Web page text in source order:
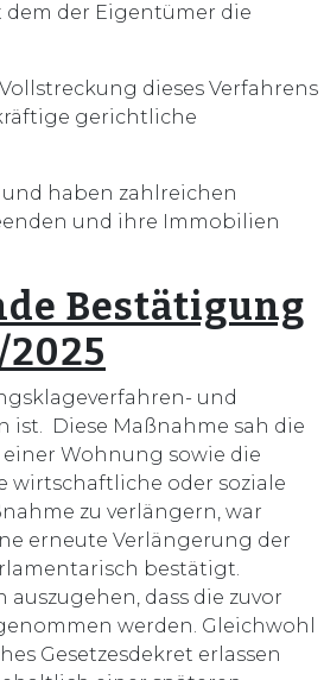
dem der Eigentümer die
dieses Verfahrens
gerichtliche
haben zahlreichen
und ihre Immobilien
Bestätigung
und
Diese Maßnahme sah die
Wohnung sowie die
wirtschaftliche oder soziale
zu verlängern, war
erneute Verlängerung der
bestätigt.
dass die zuvor
werden. Gleichwohl
Gesetzesdekret erlassen